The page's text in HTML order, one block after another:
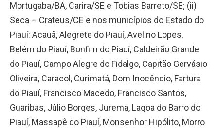
Mortugaba/BA, Carira/SE e Tobias Barreto/SE; (ii)
Seca – Crateus/CE e nos municípios do Estado do
Piauí: Acauã, Alegrete do Piauí, Avelino Lopes,
Belém do Piauí, Bonfim do Piauí, Caldeirão Grande
do Piauí, Campo Alegre do Fidalgo, Capitão Gervásio
Oliveira, Caracol, Curimatá, Dom Inocêncio, Fartura
do Piauí, Francisco Macedo, Francisco Santos,
Guaribas, Júlio Borges, Jurema, Lagoa do Barro do
Piauí, Massapê do Piauí, Monsenhor Hipólito, Morro